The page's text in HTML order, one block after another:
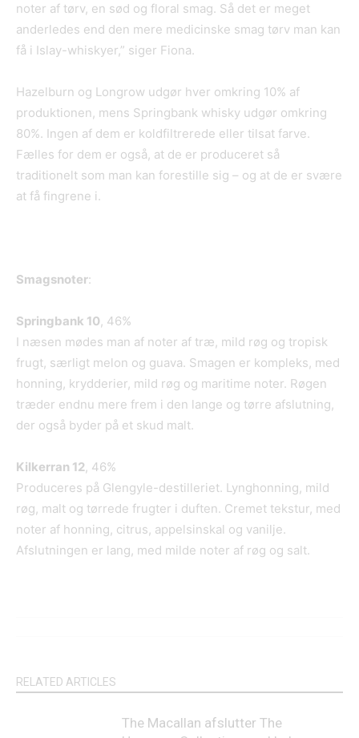
noter af tørv, en sød og floral smag. Så det er meget
anderledes end den mere medicinske smag tørv man kan
få i Islay-whiskyer,” siger Fiona.
Hazelburn og Longrow udgør hver omkring 10% af
produktionen, mens Springbank whisky udgør omkring
80%. Ingen af dem er koldfiltrerede eller tilsat farve.
Fælles for dem er også, at de er produceret så
traditionelt som man kan forestille sig – og at de er svære
at få fingrene i.
Smagsnoter:
Springbank 10, 46%
I næsen mødes man af noter af træ, mild røg og tropisk
frugt, særligt melon og guava. Smagen er kompleks, med
honning, krydderier, mild røg og maritime noter. Røgen
træder endnu mere frem i den lange og tørre afslutning,
der også byder på et skud malt.
Kilkerran 12, 46%
Produceres på Glengyle-destilleriet. Lynghonning, mild
røg, malt og tørrede frugter i duften. Cremet tekstur, med
noter af honning, citrus, appelsinskal og vanilje.
Afslutningen er lang, med milde noter af røg og salt.
RELATED ARTICLES
The Macallan afslutter The